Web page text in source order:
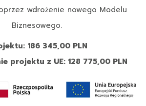
wdrożenie nowego Modelu
Biznesowego.
186 345,00 PLN
projektu z UE: 128 775,00 PLN